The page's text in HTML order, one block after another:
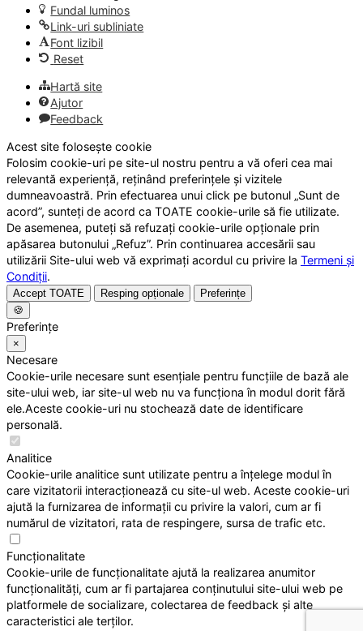
Fundal luminos
Link-uri subliniate
Font lizibil
Reset
Hartă site
Ajutor
Feedback
Acest site folosește cookie
Folosim cookie-uri pe site-ul nostru pentru a vă oferi cea mai
relevantă experiență, reținând preferințele și vizitele
dumneavoastră. Prin efectuarea unui click pe butonul „Sunt de
acord”, sunteți de acord ca TOATE cookie-urile să fie utilizate.
De asemenea, puteți să refuzați cookie-urile opționale prin
apăsarea butonului „Refuz”. Prin continuarea accesării sau
utilizării Site-ului web vă exprimați acordul cu privire la Termeni și
Condiții.
Accept TOATE Resping opționale
Preferințe
🍪
Preferințe
×
Necesare
Cookie-urile necesare sunt esențiale pentru funcțiile de bază ale
site-ului web, iar site-ul web nu va funcționa în modul dorit fără
ele.Aceste cookie-uri nu stochează date de identificare
personală.
Analitice
Cookie-urile analitice sunt utilizate pentru a înțelege modul în
care vizitatorii interacționează cu site-ul web. Aceste cookie-uri
ajută la furnizarea de informații cu privire la valori, cum ar fi
numărul de vizitatori, rata de respingere, sursa de trafic etc.
Funcționalitate
Cookie-urile de funcționalitate ajută la realizarea anumitor
funcționalități, cum ar fi partajarea conținutului site-ului web pe
platformele de socializare, colectarea de feedback și alte
caracteristici ale terților.